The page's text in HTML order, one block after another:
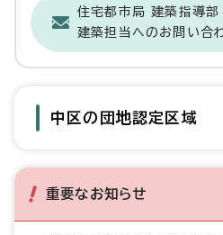
住宅都市局 建築指導
建築担当へのお問い合
中区の団地認定区域
重要なお知らせ